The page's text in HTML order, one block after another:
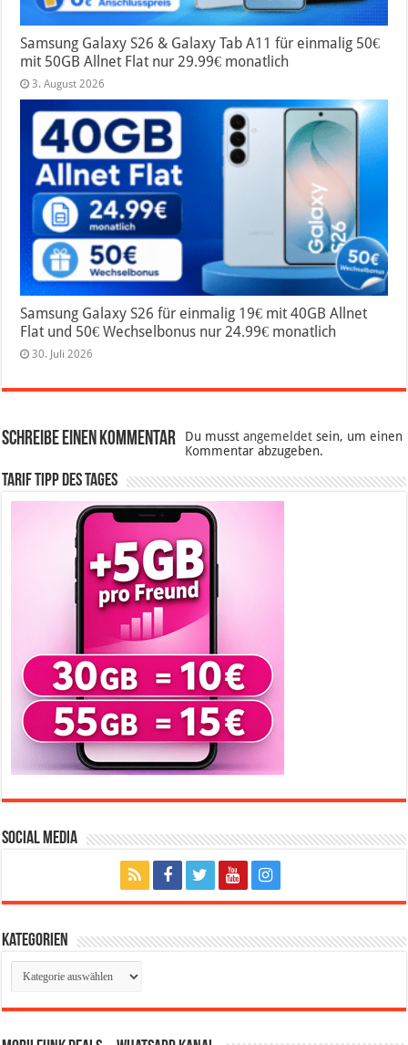
Samsung Galaxy S26 & Galaxy Tab A11 für einmalig 50€
mit 50GB Allnet Flat nur 29.99€ monatlich
3. August 2026
Samsung Galaxy S26 für einmalig 19€ mit 40GB Allnet
Flat und 50€ Wechselbonus nur 24.99€ monatlich
30. Juli 2026
Schreibe einen Kommentar Du musstangemeldet sein, um einen
Kommentar abzugeben.
Tarif Tipp des Tages
Social Media
Kategorien
Kategorien